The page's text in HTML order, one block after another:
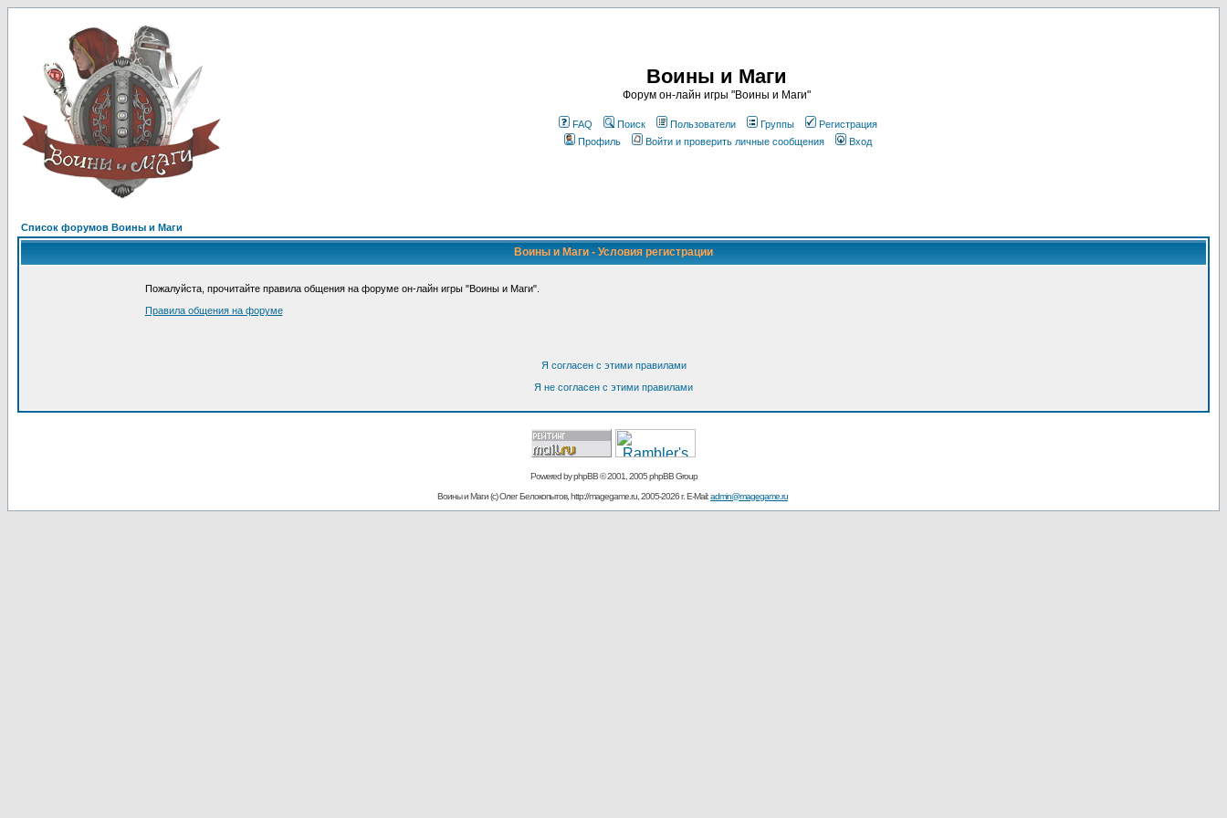
Воины и Маги
Форум он-лайн игры "Воины и Маги"
FAQ Поиск Пользователи Группы
Регистрация
Профиль
Войти и проверить личные сообщения Вход
Список форумов Воины и Маги
Воины и Маги - Условия регистрации
Пожалуйста, прочитайте правила общения на форуме он-лайн игры "Воины и Маги".
Правила общения на форуме
Я согласен с этими правилами
Я не согласен с этими правилами
Powered byphpBB© 2001, 2005 phpBB Group
Воины и Маги (c) Олег Белокопытов, http://magegame.ru, 2005-2026 г. E-Mail:admin@magegame.ru